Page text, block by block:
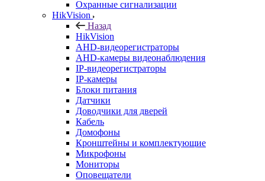
Охранные сигнализации
HikVision
Назад
HikVision
AHD-видеорегистраторы
AHD-камеры видеонаблюдения
IP-видеорегистраторы
IP-камеры
Блоки питания
Датчики
Доводчики для дверей
Кабель
Домофоны
Кронштейны и комплектующие
Микрофоны
Мониторы
Оповещатели